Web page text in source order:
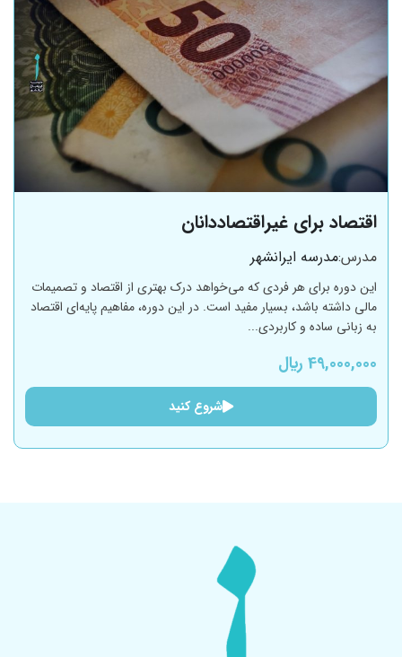
اقتصاد برای غیراقتصاددانان
مدرس:مدرسه ایرانشهر
این دوره برای هر فردی که می‌خواهد درک بهتری از اقتصاد و تصمیمات
مالی داشته باشد، بسیار مفید است. در این دوره، مفاهیم پایه‌ای اقتصاد
به زبانی ساده و کاربردی...
49,000,000 ﷼
شروع کنید